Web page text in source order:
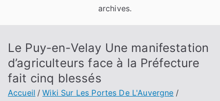
archives.
Le Puy-en-Velay Une manifestation
d’agriculteurs face à la Préfecture
fait cinq blessés
Accueil
Wiki Sur Les Portes De L'Auvergne